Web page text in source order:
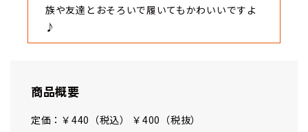
族や友達とおそろいで履いてもかわいいですよ
♪
商品概要
定価：￥440（税込） ￥400（税抜）